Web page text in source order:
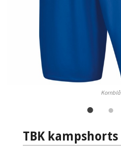
Kornblå
TBK kampshorts